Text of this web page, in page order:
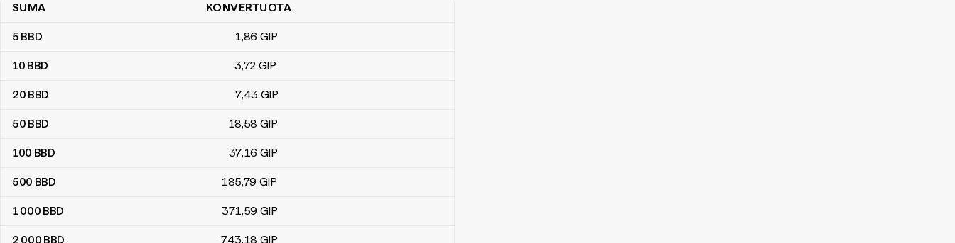
Barbadoso doleriai į Gibraltaro svarai konvertavimo lentelė
SUMA KONVERTUOTA
5 BBD 1,86 GIP
10 BBD 3,72 GIP
20 BBD 7,43 GIP
50 BBD 18,58 GIP
100 BBD 37,16 GIP
500 BBD 185,79 GIP
1 000 BBD 371,59 GIP
2 000 BBD 743,18 GIP